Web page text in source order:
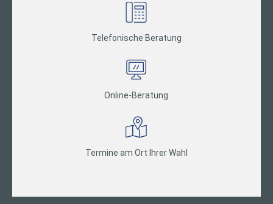
Telefonische Beratung
Online-Beratung
Termine am Ort Ihrer Wahl